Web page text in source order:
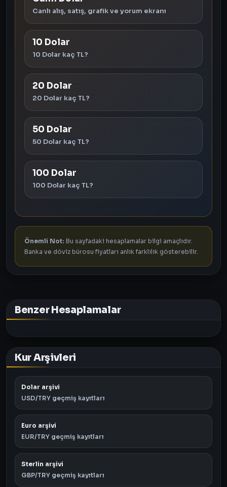
Canlı alış, satış, grafik ve yorum ekranı
10 Dolar
10 Dolar kaç TL?
20 Dolar
20 Dolar kaç TL?
50 Dolar
50 Dolar kaç TL?
100 Dolar
100 Dolar kaç TL?
Önemli Not: Bu sayfadaki hesaplamalar bilgi amaçlıdır.
Banka ve döviz bürosu fiyatları anlık farklılık gösterebilir.
Benzer Hesaplamalar
Kur Arşivleri
Dolar arşivi
USD/TRY geçmiş kayıtları
Euro arşivi
EUR/TRY geçmiş kayıtları
Sterlin arşivi
GBP/TRY geçmiş kayıtları